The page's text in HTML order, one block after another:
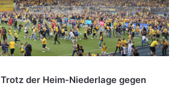
der Heim-Niederlage gegen